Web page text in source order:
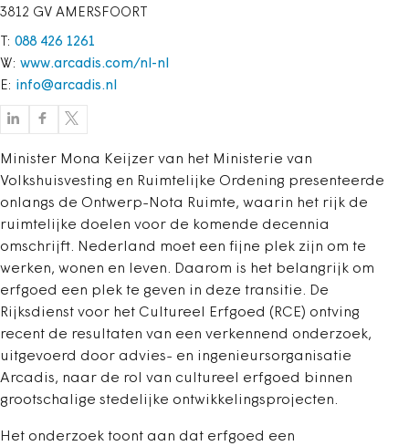
Minister Mona Keijzer van het Ministerie van
Volkshuisvesting en Ruimtelijke Ordening presenteerde
onlangs de Ontwerp-Nota Ruimte, waarin het rijk de
ruimtelijke doelen voor de komende decennia
omschrijft. Nederland moet een fijne plek zijn om te
werken, wonen en leven. Daarom is het belangrijk om
erfgoed een plek te geven in deze transitie. De
Rijksdienst voor het Cultureel Erfgoed (RCE) ontving
recent de resultaten van een verkennend onderzoek,
uitgevoerd door advies- en ingenieursorganisatie
Arcadis, naar de rol van cultureel erfgoed binnen
grootschalige stedelijke ontwikkelingsprojecten.
Het onderzoek toont aan dat erfgoed een
3812 GV AMERSFOORT
T: 088 426 1261
W: www.arcadis.com/nl-nl
E: info@arcadis.nl